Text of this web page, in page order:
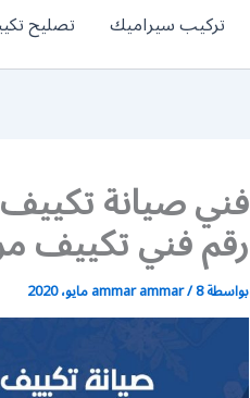
تركيب سيراميك تصليح
رقم فني تكييف
بواسطة ammar ammar/8 مايو، 2020